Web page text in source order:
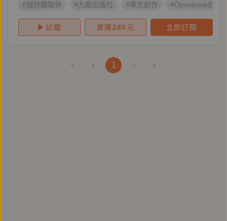
#鏡好聽製作 #九歌出版社 #華文創作 #Openbook好書
試聽 單購280 元 立即訂閱
« ‹ 1 › »